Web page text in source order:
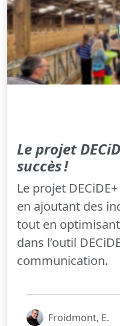
Le projet
succès !
Le projet
en ajoutant des
tout en
dans l’outil
communication.
Froidmont, E.